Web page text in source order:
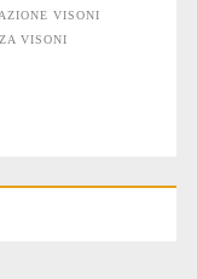
VISONI
VISONI